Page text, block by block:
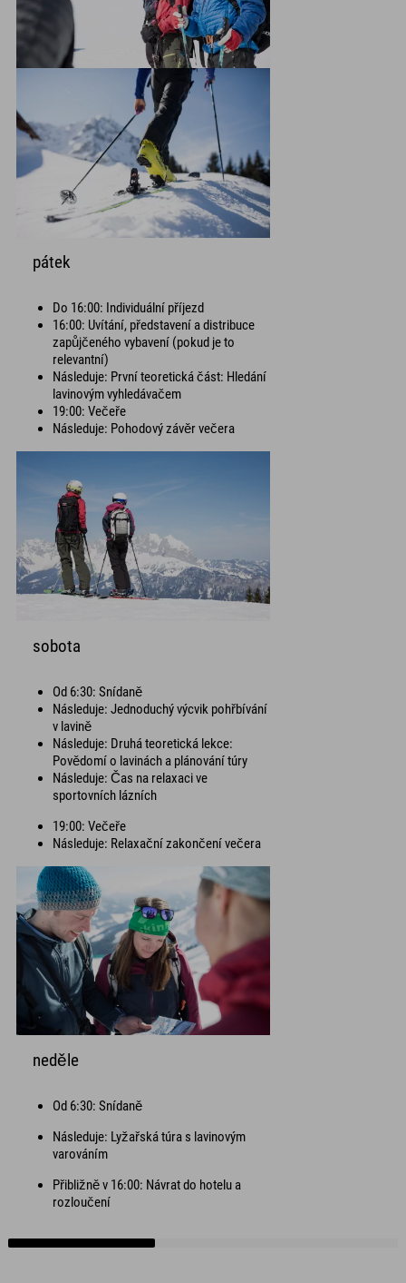
pátek
Do 16:00: Individuální příjezd
16:00: Uvítání, představení a distribuce
zapůjčeného vybavení (pokud je to
relevantní)
Následuje: První teoretická část: Hledání
lavinovým vyhledávačem
19:00: Večeře
Následuje: Pohodový závěr večera
sobota
Od 6:30: Snídaně
Následuje: Jednoduchý výcvik pohřbívání
v lavině
Následuje: Druhá teoretická lekce:
Povědomí o lavinách a plánování túry
Následuje: Čas na relaxaci ve
sportovních lázních
19:00: Večeře
Následuje: Relaxační zakončení večera
neděle
Od 6:30: Snídaně
Následuje: Lyžařská túra s lavinovým
varováním
Přibližně v 16:00: Návrat do hotelu a
rozloučení